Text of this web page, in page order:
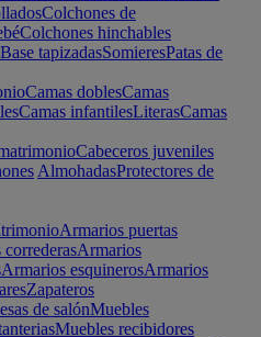
Colchones de
Colchones hinchables
Base tapizadasSomieresPatas de
Camas doblesCamas
Camas infantilesLiterasCamas
Cabeceros juveniles
AlmohadasProtectores de
Armarios puertas
Armarios
Armarios esquinerosArmarios
Zapateros
de salónMuebles
Muebles recibidores